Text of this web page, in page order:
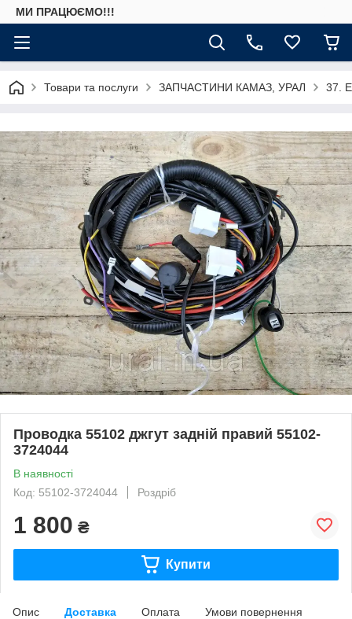
МИ ПРАЦЮЄМО!!!
Товари та послуги ЗАПЧАСТИНИ КАМАЗ, УРАЛ 37.
Проводка 55102 джгут задній правий 55102-
3724044
В наявності
Код: 55102-3724044
Роздріб
1 800 ₴
Купити
Опис Доставка Оплата Умови повернення